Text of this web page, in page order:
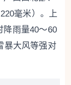
毫米）。上
降雨量40～60
暴大风等强对